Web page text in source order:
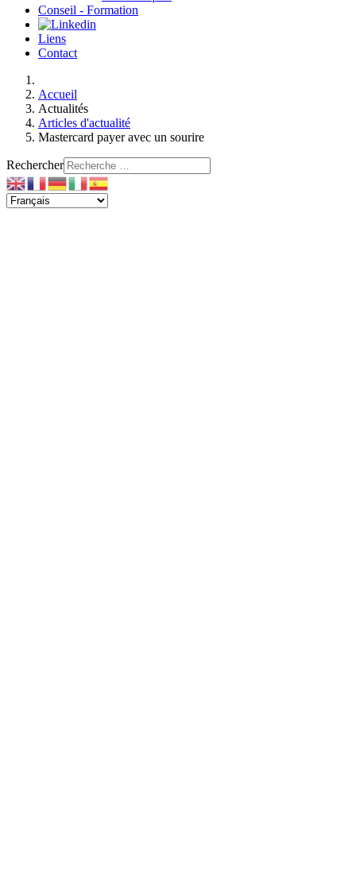
Conseil - Formation
Liens
Contact
Accueil
Actualités
Articles d'actualité
Mastercard payer avec un sourire
Rechercher